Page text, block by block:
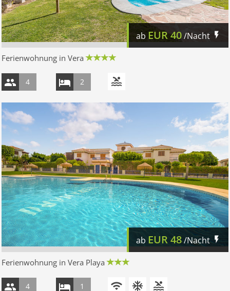
abEUR40/Nacht
Ferienwohnung in Vera
4 2
ab EUR48/Nacht
Ferienwohnung in Vera Playa
4 1